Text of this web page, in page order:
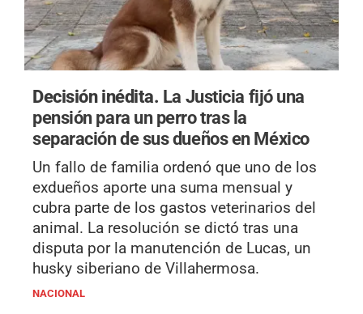
Decisión inédita. La Justicia fijó una
pensión para un perro tras la
separación de sus dueños en México
Un fallo de familia ordenó que uno de los
exdueños aporte una suma mensual y
cubra parte de los gastos veterinarios del
animal. La resolución se dictó tras una
disputa por la manutención de Lucas, un
husky siberiano de Villahermosa.
NACIONAL